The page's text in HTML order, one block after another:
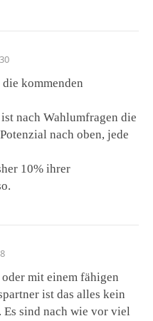
kommenden
nach Wahlumfragen die
nach oben, jede
10% ihrer
mit einem fähigen
ist das alles kein
Es sind nach wie vor viel